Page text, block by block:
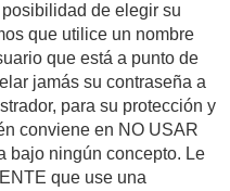
de elegir su
que utilice un nombre
que está a punto de
jamás su contraseña a
para su protección y
conviene en NO USAR
bajo ningún concepto. Le
que use una